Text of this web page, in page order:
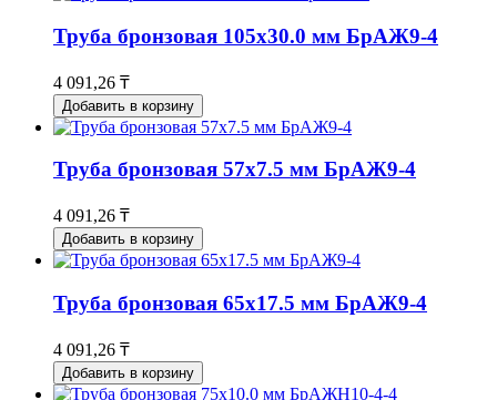
Труба бронзовая 105х30.0 мм БрАЖ9-4
4 091,26 ₸
Добавить в корзину
Труба бронзовая 57х7.5 мм БрАЖ9-4
4 091,26 ₸
Добавить в корзину
Труба бронзовая 65х17.5 мм БрАЖ9-4
4 091,26 ₸
Добавить в корзину